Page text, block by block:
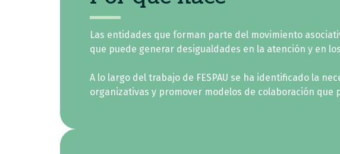
Las entidades que forman parte del movimiento
que puede generar desigualdades en la atención y en
A lo largo del trabajo de FESPAU se ha identificado la
organizativas y promover modelos de colaboración